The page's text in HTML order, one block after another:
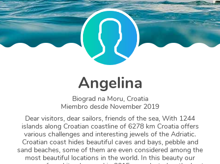
Angelina
Biograd na Moru, Croatia
Miembro desde November 2019
Dear visitors, dear sailors, friends of the sea, With 1244
islands along Croatian coastline of 6278 km Croatia offers
various challenges and interesting jewels of the Adriatic.
Croatian coast hides beautiful caves and bays, pebble and
sand beaches, some of them are even considered among the
most beautiful locations in the world. In this beauty our